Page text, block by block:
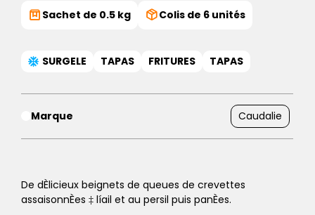
Sachet de 0.5 kg Colis de 6 unités
SURGELE TAPAS FRITURES TAPAS
Marque Caudalie
De dÈlicieux beignets de queues de crevettes
assaisonnÈes ‡ líail et au persil puis panÈes.